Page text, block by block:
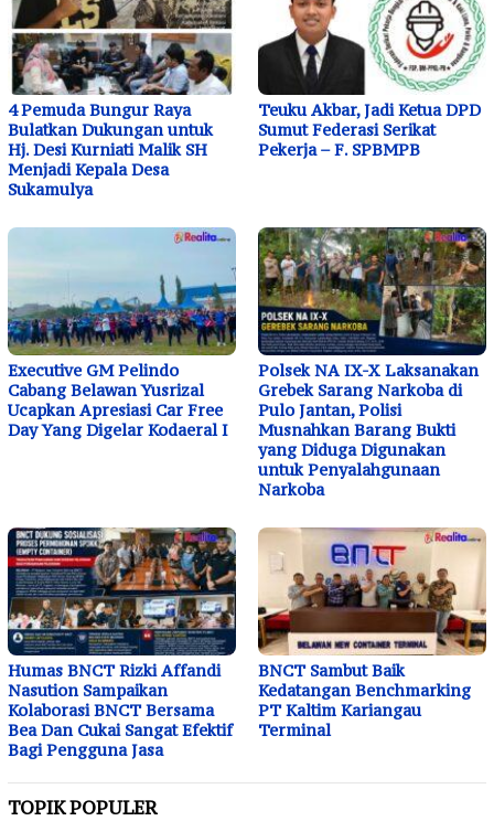
4 Pemuda Bungur Raya
Bulatkan Dukungan untuk
Hj. Desi Kurniati Malik SH
Menjadi Kepala Desa
Sukamulya
Teuku Akbar, Jadi Ketua DPD
Sumut Federasi Serikat
Pekerja – F. SPBMPB
Executive GM Pelindo
Cabang Belawan Yusrizal
Ucapkan Apresiasi Car Free
Day Yang Digelar Kodaeral I
Polsek NA IX-X Laksanakan
Grebek Sarang Narkoba di
Pulo Jantan, Polisi
Musnahkan Barang Bukti
yang Diduga Digunakan
untuk Penyalahgunaan
Narkoba
Humas BNCT Rizki Affandi
Nasution Sampaikan
Kolaborasi BNCT Bersama
Bea Dan Cukai Sangat Efektif
Bagi Pengguna Jasa
BNCT Sambut Baik
Kedatangan Benchmarking
PT Kaltim Kariangau
Terminal
TOPIK POPULER